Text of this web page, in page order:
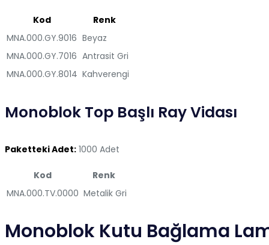
Kod
Renk
MNA.000.GY.9016 Beyaz
MNA.000.GY.7016 Antrasit Gri
MNA.000.GY.8014 Kahverengi
Monoblok Top Başlı Ray Vidası
Paketteki Adet: 1000 Adet
Kod
Renk
MNA.000.TV.0000 Metalik Gri
Monoblok Kutu Bağlama